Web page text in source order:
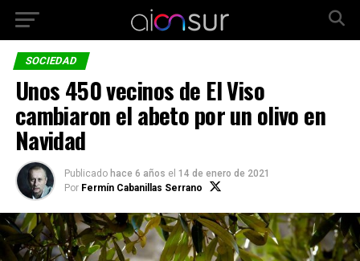
SOCIEDAD
Unos 450 vecinos de El Viso
cambiaron el abeto por un olivo en
Navidad
Publicado hace 6 años el 14 de enero de 2021
Por Fermín Cabanillas Serrano